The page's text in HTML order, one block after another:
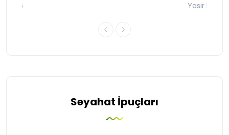
2026 Yasir Baba
Seyahat İpuçları